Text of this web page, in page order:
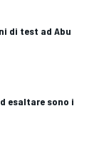
di test ad Abu
esaltare sono i